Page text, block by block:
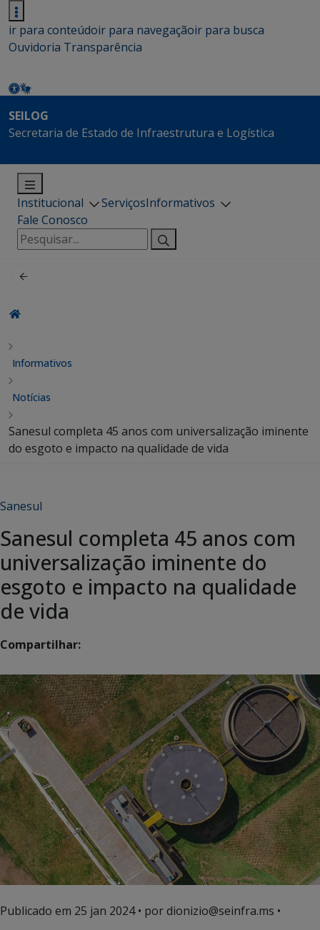
ir para conteúdoir para navegaçãoir para busca
Ouvidoria Transparência
SEILOG
Secretaria de Estado de Infraestrutura e Logística
Institucional ServiçosInformativos
Fale Conosco
Pesquisar
por:
Informativos
Notícias
Sanesul completa 45 anos com universalização iminente
do esgoto e impacto na qualidade de vida
Sanesul
Sanesul completa 45 anos com
universalização iminente do
esgoto e impacto na qualidade
de vida
Compartilhar:
Publicado em 25 jan 2024• por dionizio@seinfra.ms •